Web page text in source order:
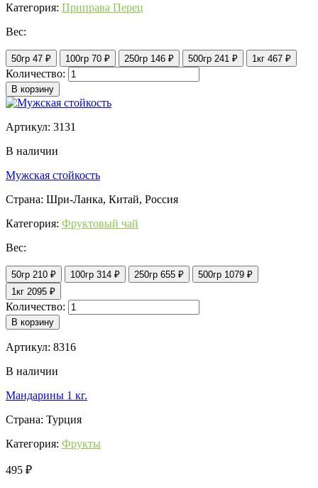
Категория: Приправа Перец
Вес:
50гр 47 ₽ 100гр 70 ₽ 250гр 146 ₽ 500гр 241 ₽ 1кг 467 ₽
Количество:
В корзину
Артикул: 3131
В наличии
Мужская стойкость
Страна: Шри-Ланка, Китай, Россия
Категория: Фруктовый чай
Вес:
50гр 210 ₽ 100гр 314 ₽ 250гр 655 ₽ 500гр 1079 ₽
1кг 2095 ₽
Количество:
В корзину
Артикул: 8316
В наличии
Мандарины 1 кг.
Страна: Турция
Категория: Фрукты
495 ₽